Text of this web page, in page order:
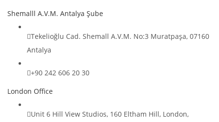
Shemalll A.V.M. Antalya Şube
Tekelioğlu Cad. Shemall A.V.M. No:3 Muratpaşa, 07160
Antalya
+90 242 606 20 30
London Office
Unit 6 Hill View Studios, 160 Eltham Hill, London,